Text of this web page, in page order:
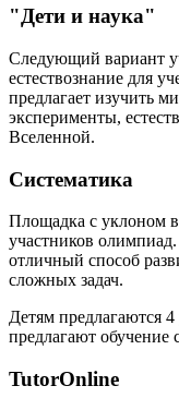
"Дети и наука"
Следующий вариант
естествознание для
предлагает изучить
эксперименты,
Вселенной.
Систематика
Площадка с уклоном
участников
отличный способ
сложных задач.
Детям предлагаются
предлагают обучение
TutorOnline